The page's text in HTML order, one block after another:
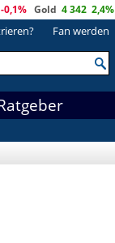
-0,1% Gold 4 342 2,4%
Fan werden